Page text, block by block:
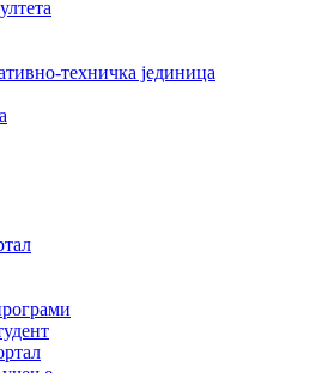
техничка јединица